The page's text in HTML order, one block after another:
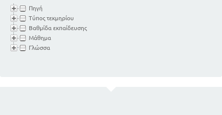
Πηγή
Τύπος τεκμηρίου
Βαθμίδα εκπαίδευσης
Μάθημα
Γλώσσα